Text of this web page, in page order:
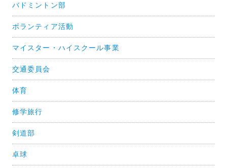
バドミントン部
ボランティア活動
マイスター・ハイスクール事業
交通委員会
体育
修学旅行
剣道部
卓球